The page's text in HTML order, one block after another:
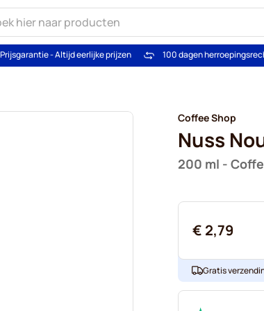
Prijsgarantie - Altijd eerlijke prijzen 100 dagen
Coffee Shop
Nuss
200 ml -
€ 2,79
Gratis